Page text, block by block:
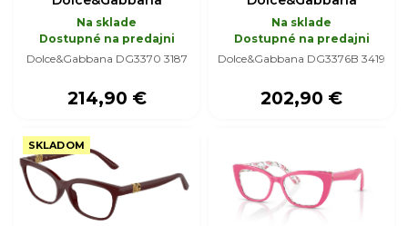
Na sklade
Dostupné na predajni
Dolce&Gabbana DG3370 3187
214,90 €
Na sklade
Dostupné na predajni
Dolce&Gabbana DG3376B 3419
202,90 €
SKLADOM